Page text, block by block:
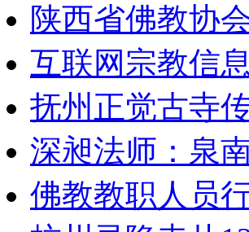
陕西省佛教协
互联网宗教信
抚州正觉古寺
深昶法师：泉
佛教教职人员